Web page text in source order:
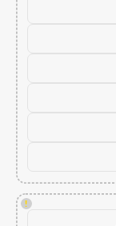
!